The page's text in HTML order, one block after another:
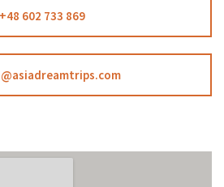
+48 602 733 869